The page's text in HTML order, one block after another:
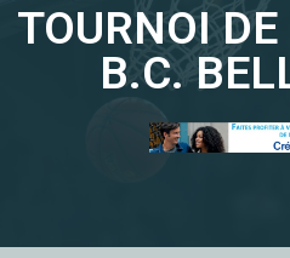
TOURNOI
B.C.